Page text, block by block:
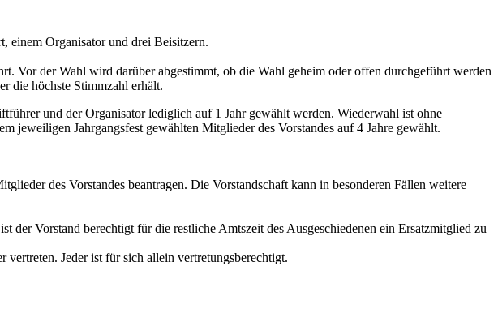
einem Organisator und drei Beisitzern.
Vor der Wahl wird darüber abgestimmt, ob die Wahl geheim oder offen durchgeführt werden
die höchste Stimmzahl erhält.
und der Organisator lediglich auf 1 Jahr gewählt werden. Wiederwahl ist ohne
jeweiligen Jahrgangsfest gewählten Mitglieder des Vorstandes auf 4 Jahre gewählt.
des Vorstandes beantragen. Die Vorstandschaft kann in besonderen Fällen weitere
Vorstand berechtigt für die restliche Amtszeit des Ausgeschiedenen ein Ersatzmitglied zu
Jeder ist für sich allein vertretungsberechtigt.